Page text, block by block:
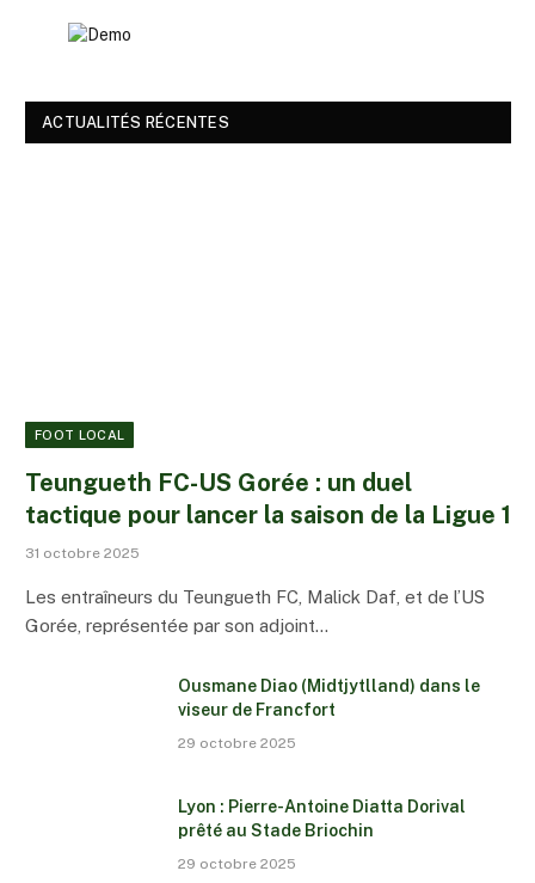
ACTUALITÉS RÉCENTES
FOOT LOCAL
Teungueth FC-US Gorée : un duel
tactique pour lancer la saison de la Ligue 1
31 octobre 2025
Les entraîneurs du Teungueth FC, Malick Daf, et de l’US
Gorée, représentée par son adjoint…
Ousmane Diao (Midtjytlland) dans le
viseur de Francfort
29 octobre 2025
Lyon : Pierre-Antoine Diatta Dorival
prêté au Stade Briochin
29 octobre 2025